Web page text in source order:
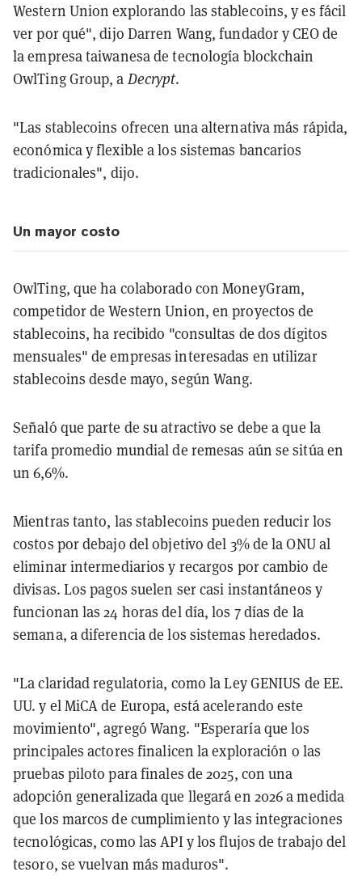
Western Union explorando las stablecoins, y es fácil
ver por qué", dijo Darren Wang, fundador y CEO de
la empresa taiwanesa de tecnología blockchain
OwlTing Group, a Decrypt.
"Las stablecoins ofrecen una alternativa más rápida,
económica y flexible a los sistemas bancarios
tradicionales", dijo.
Un mayor costo
OwlTing, que ha colaborado con MoneyGram,
competidor de Western Union, en proyectos de
stablecoins, ha recibido "consultas de dos dígitos
mensuales" de empresas interesadas en utilizar
stablecoins desde mayo, según Wang.
Señaló que parte de su atractivo se debe a que la
tarifa promedio mundial de remesas aún se sitúa en
un 6,6%.
Mientras tanto, las stablecoins pueden reducir los
costos por debajo del objetivo del 3% de la ONU al
eliminar intermediarios y recargos por cambio de
divisas. Los pagos suelen ser casi instantáneos y
funcionan las 24 horas del día, los 7 días de la
semana, a diferencia de los sistemas heredados.
"La claridad regulatoria, como la Ley GENIUS de EE.
UU. y el MiCA de Europa, está acelerando este
movimiento", agregó Wang. "Esperaría que los
principales actores finalicen la exploración o las
pruebas piloto para finales de 2025, con una
adopción generalizada que llegará en 2026 a medida
que los marcos de cumplimiento y las integraciones
tecnológicas, como las API y los flujos de trabajo del
tesoro, se vuelvan más maduros".